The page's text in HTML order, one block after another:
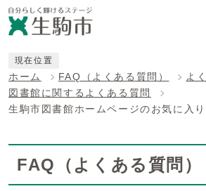
現在位置
ホーム FAQ（よくある質問）
よ
図書館に関するよくある質問
生駒市図書館ホームページのお気に入
FAQ（よくある質問）